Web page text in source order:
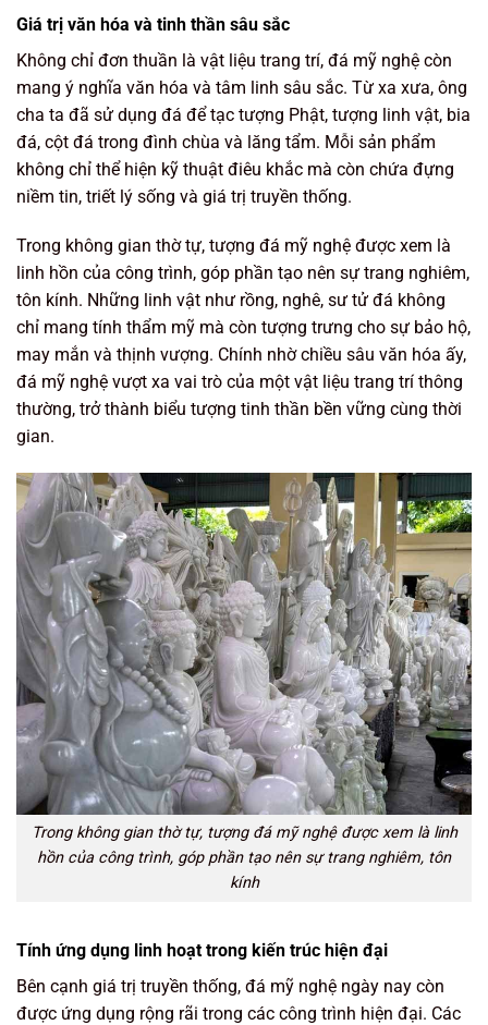
Giá trị văn hóa và tinh thần sâu sắc
Không chỉ đơn thuần là vật liệu trang trí, đá mỹ nghệ còn
mang ý nghĩa văn hóa và tâm linh sâu sắc. Từ xa xưa, ông
cha ta đã sử dụng đá để tạc tượng Phật, tượng linh vật, bia
đá, cột đá trong đình chùa và lăng tẩm. Mỗi sản phẩm
không chỉ thể hiện kỹ thuật điêu khắc mà còn chứa đựng
niềm tin, triết lý sống và giá trị truyền thống.
Trong không gian thờ tự, tượng đá mỹ nghệ được xem là
linh hồn của công trình, góp phần tạo nên sự trang nghiêm,
tôn kính. Những linh vật như rồng, nghê, sư tử đá không
chỉ mang tính thẩm mỹ mà còn tượng trưng cho sự bảo hộ,
may mắn và thịnh vượng. Chính nhờ chiều sâu văn hóa ấy,
đá mỹ nghệ vượt xa vai trò của một vật liệu trang trí thông
thường, trở thành biểu tượng tinh thần bền vững cùng thời
gian.
Trong không gian thờ tự, tượng đá mỹ nghệ được xem là linh
hồn của công trình, góp phần tạo nên sự trang nghiêm, tôn
kính
Tính ứng dụng linh hoạt trong kiến trúc hiện đại
Bên cạnh giá trị truyền thống, đá mỹ nghệ ngày nay còn
được ứng dụng rộng rãi trong các công trình hiện đại. Các